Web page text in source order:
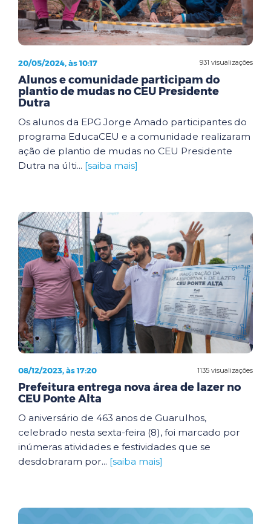
931 visualizações
20/05/2024, às 10:17
Alunos e comunidade participam do
plantio de mudas no CEU Presidente
Dutra
Os alunos da EPG Jorge Amado participantes do
programa EducaCEU e a comunidade realizaram
ação de plantio de mudas no CEU Presidente
Dutra na últi... [saiba mais]
1135 visualizações
08/12/2023, às 17:20
Prefeitura entrega nova área de lazer no
CEU Ponte Alta
O aniversário de 463 anos de Guarulhos,
celebrado nesta sexta-feira (8), foi marcado por
inúmeras atividades e festividades que se
desdobraram por... [saiba mais]